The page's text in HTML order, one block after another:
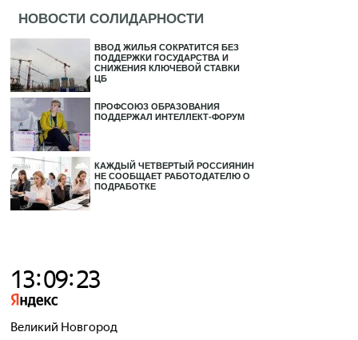
НОВОСТИ СОЛИДАРНОСТИ
ВВОД ЖИЛЬЯ СОКРАТИТСЯ БЕЗ
ПОДДЕРЖКИ ГОСУДАРСТВА И
СНИЖЕНИЯ КЛЮЧЕВОЙ СТАВКИ
ЦБ
ПРОФСОЮЗ ОБРАЗОВАНИЯ
ПОДДЕРЖАЛ ИНТЕЛЛЕКТ-ФОРУМ
КАЖДЫЙ ЧЕТВЕРТЫЙ РОССИЯНИН
НЕ СООБЩАЕТ РАБОТОДАТЕЛЮ О
ПОДРАБОТКЕ